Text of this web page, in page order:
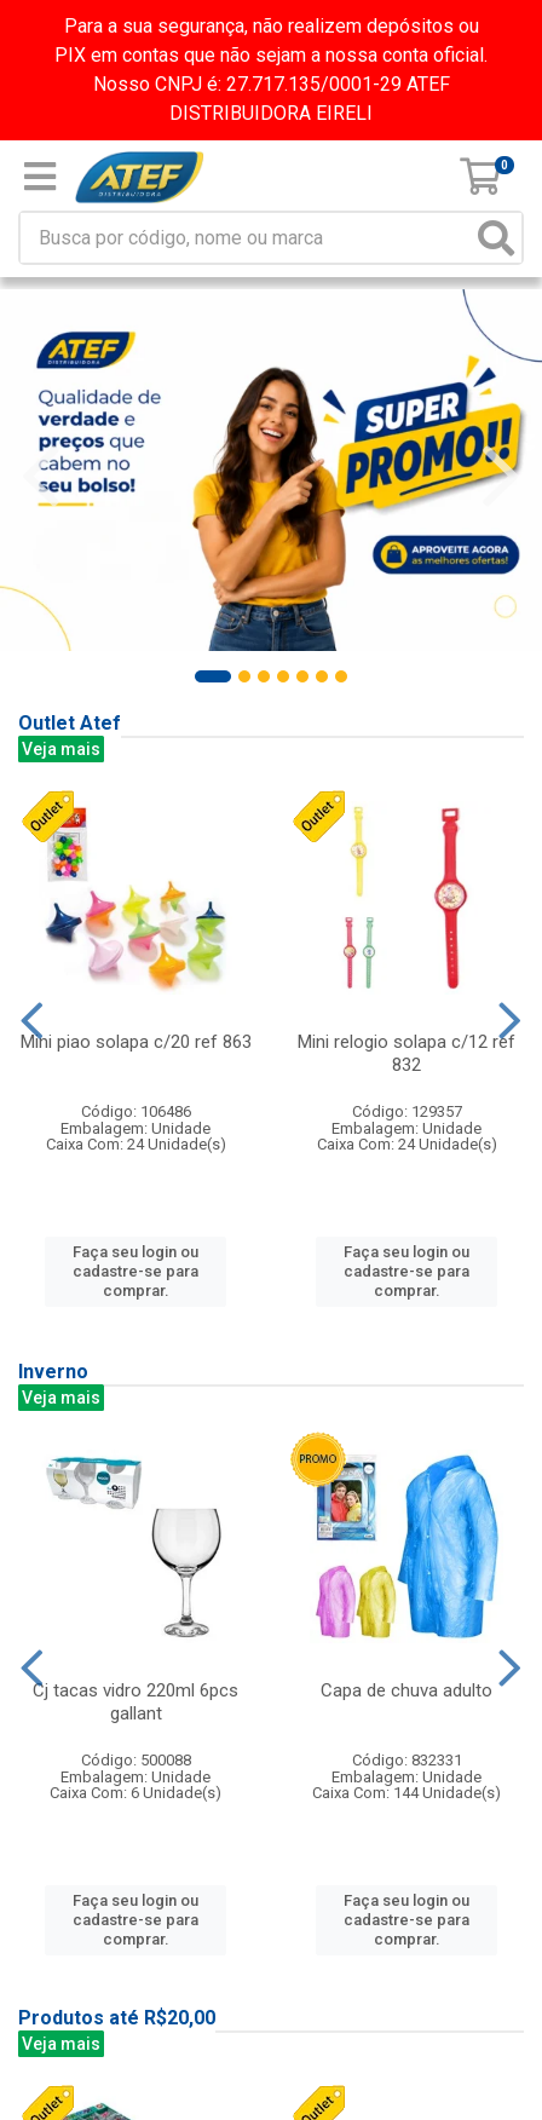
Para a sua segurança, não realizem depósitos ou
PIX em contas que não sejam a nossa conta oficial.
Nosso CNPJ é: 27.717.135/0001-29 ATEF
DISTRIBUIDORA EIRELI
0
Outlet Atef
Veja mais
Mini piao solapa c/20 ref 863
Código: 106486
Embalagem: Unidade
Caixa Com: 24 Unidade(s)
Faça seu login ou
cadastre-se para
comprar.
Mini relogio solapa c/12 ref
832
Código: 129357
Embalagem: Unidade
Caixa Com: 24 Unidade(s)
Faça seu login ou
cadastre-se para
comprar.
Inverno
Veja mais
Cj tacas vidro 220ml 6pcs
gallant
Código: 500088
Embalagem: Unidade
Caixa Com: 6 Unidade(s)
Faça seu login ou
cadastre-se para
comprar.
Capa de chuva adulto
Código: 832331
Embalagem: Unidade
Caixa Com: 144 Unidade(s)
Faça seu login ou
cadastre-se para
comprar.
Produtos até R$20,00
Veja mais